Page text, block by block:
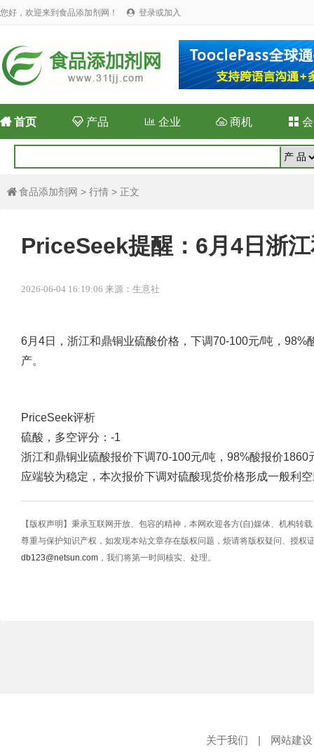
您好，欢迎来到食品添加剂网！  登录或加入
首页 产品 企业  商机 
 食品添加剂网 > 行情 > 正文
PriceSeek提醒：6月4日浙
2026-06-04 16:19:06 来源：生意社
6月4日，浙江和鼎铜业硫酸价格，下调70-100元/吨，
产。
PriceSeek评析
硫酸，多空评分：-1
浙江和鼎铜业硫酸报价下调70-100元/吨，98%酸报价
应端较为稳定，本次报价下调对硫酸现货价格形成一般利
【版权声明】秉承互联网开放、包容的精神，本网欢迎各方(自)媒体、机构转
尊重与保护知识产权，如发现本站文章存在版权问题，烦请将版权疑问、授权
db123@netsun.com ，我们将第一时间核实、处理。
关于我们 | 网站建设